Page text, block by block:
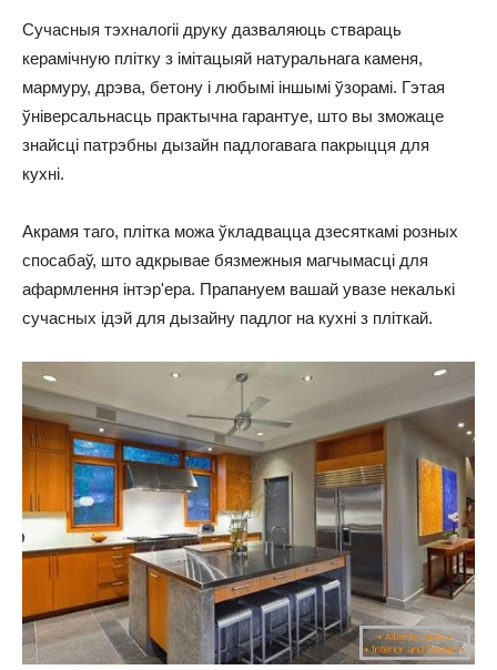
Сучасныя тэхналогіі друку дазваляюць ствараць
керамічную плітку з імітацыяй натуральнага каменя,
мармуру, дрэва, бетону і любымі іншымі ўзорамі. Гэтая
ўніверсальнасць практычна гарантуе, што вы зможаце
знайсці патрэбны дызайн падлогавага пакрыцця для
кухні.
Акрамя таго, плітка можа ўкладвацца дзесяткамі розных
спосабаў, што адкрывае бязмежныя магчымасці для
афармлення інтэр'ера. Прапануем вашай увазе некалькі
сучасных ідэй для дызайну падлог на кухні з пліткай.